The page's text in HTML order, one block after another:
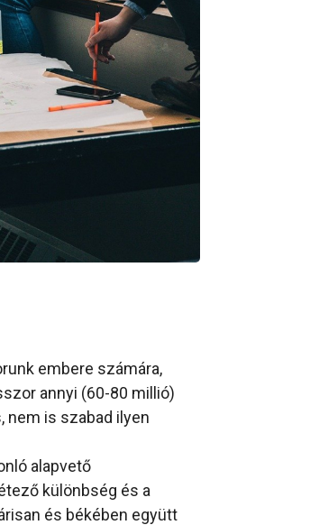
embere számára,
annyi (60-80 millió)
nem is szabad ilyen
alapvető
különbség és a
és békében együtt